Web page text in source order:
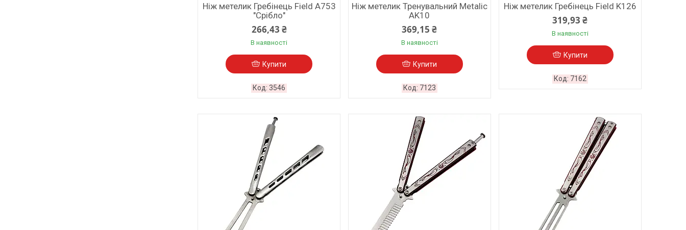
Ніж метелик Гребінець Field A753
"Срібло"
266,43 ₴
В наявності
Купити
3546
Ніж метелик Тренувальний Metalic
AK10
369,15 ₴
В наявності
Купити
7123
Ніж метелик Гребінець Field K126
319,93 ₴
В наявності
Купити
7162